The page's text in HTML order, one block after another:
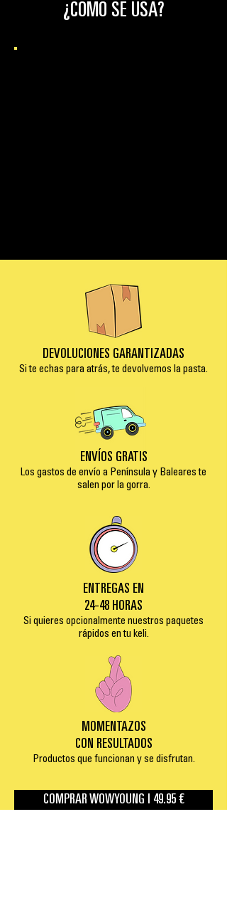
¿CÓMO SE USA?
DEVOLUCIONES GARANTIZADAS
Si te echas para atrás, te devolvemos la pasta.
ENVÍOS GRATIS
Los gastos de envío a Península y Baleares te
salen por la gorra.
ENTREGAS EN
24-48 HORAS
Si quieres opcionalmente nuestros paquetes
rápidos en tu keli.
MOMENTAZOS
CON RESULTADOS
Productos que funcionan y se disfrutan.
COMPRAR WOWYOUNG | 49.95 €